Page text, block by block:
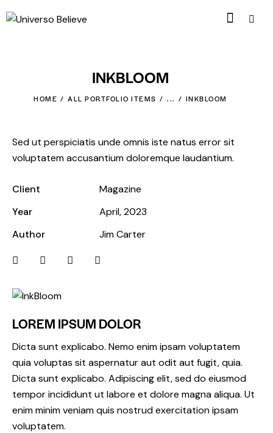
INKBLOOM
HOME ALL PORTFOLIO ITEMS ... INKBLOOM
Sed ut perspiciatis unde omnis iste natus error sit
voluptatem accusantium doloremque laudantium.
Client
Magazine
Year
April, 2023
Author
Jim Carter
LOREM IPSUM DOLOR
Dicta sunt explicabo. Nemo enim ipsam voluptatem
quia voluptas sit aspernatur aut odit aut fugit, quia.
Dicta sunt explicabo. Adipiscing elit, sed do eiusmod
tempor incididunt ut labore et dolore magna aliqua. Ut
enim minim veniam quis nostrud exercitation ipsam
voluptatem.